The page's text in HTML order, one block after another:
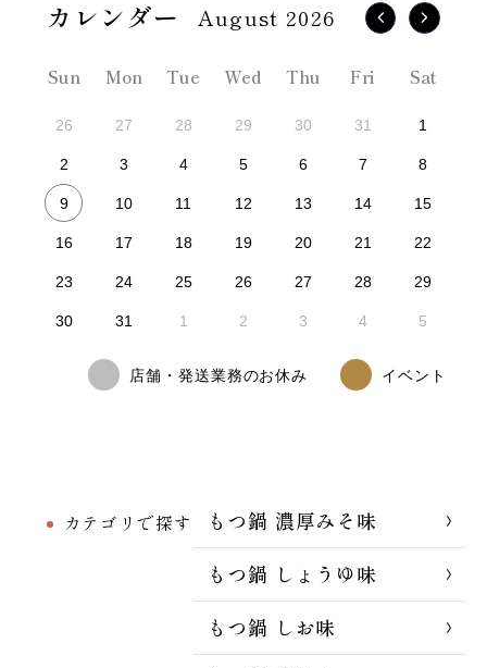
カテゴリで探す
もつ鍋 濃厚みそ味
もつ鍋 しょうゆ味
もつ鍋 しお味
August 2026
Sun Mon Tue Wed Thu Fri Sat
26 27 28 29 30 31 1
2 3 4 5 6 7 8
9 10 11 12 13 14 15
16 17 18 19 20 21 22
23 24 25 26 27 28 29
30 31 1 2 3 4 5
店舗・発送業務のお休み イベント